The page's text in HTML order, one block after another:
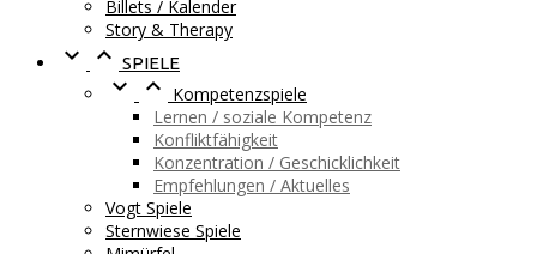
Billets / Kalender
Story & Therapy
  SPIELE
  Kompetenzspiele
Lernen / soziale Kompetenz
Konfliktfähigkeit
Konzentration / Geschicklichkeit
Empfehlungen / Aktuelles
Vogt Spiele
Sternwiese Spiele